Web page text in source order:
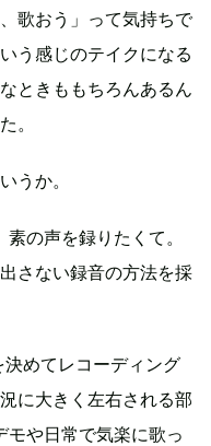
歌おう」って気持ちで
う感じのテイクになる
ときももちろんあるん
。
うか。
の声を録りたくて。
さない録音の方法を採
決めてレコーディング
に大きく左右される部
や日常で気楽に歌っ